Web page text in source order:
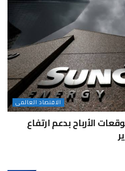
الاقتصاد العالمى
الأرباح بدعم ارتفاع